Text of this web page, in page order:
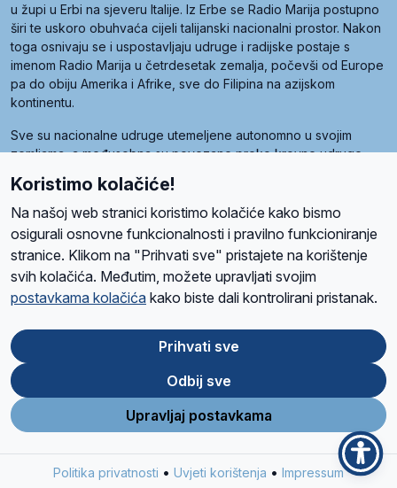
u župi u Erbi na sjeveru Italije. Iz Erbe se Radio Marija postupno
širi te uskoro obuhvaća cijeli talijanski nacionalni prostor. Nakon
toga osnivaju se i uspostavljaju udruge i radijske postaje s
imenom Radio Marija u četrdesetak zemalja, počevši od Europe
pa do obiju Amerika i Afrike, sve do Filipina na azijskom
kontinentu.
Sve su nacionalne udruge utemeljene autonomno u svojim
zemljama, a međusobna su povezane preko krovne udruge
Radio Maria). Svjetsku obitelj utemeljilo je sedam članica, među
kojima je i hrvatska Udruga Radio Marija.
O namaRadio ProgramVolonteriPrijateljiKontaktPravila privatnosti
Ova stranica je zaštićena Google reCAPTCHA sustavom
Store
Google
Play
Koristimo kolačiće!
Na našoj web stranici koristimo kolačiće kako bismo
osigurali osnovne funkcionalnosti i pravilno funkcioniranje
stranice. Klikom na "Prihvati sve" pristajete na korištenje
svih kolačića. Međutim, možete upravljati svojim
postavkama kolačića kako biste dali kontrolirani pristanak.
Prihvati sve
Odbij sve
Upravljaj postavkama
Politika privatnosti • Uvjeti korištenja • Impressum